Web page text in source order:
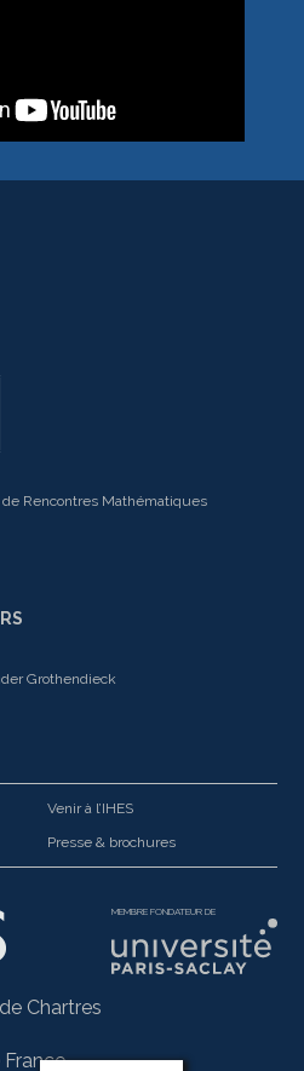
Rencontres Mathématiques
Grothendieck
Venir à l’IHES
Presse & brochures
MEMBRE FONDATEUR DE
Chartres